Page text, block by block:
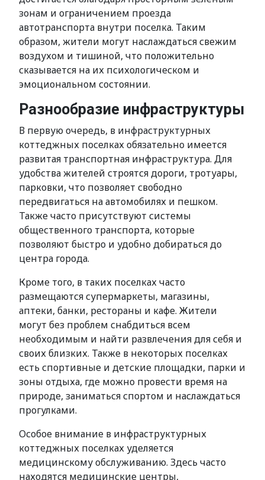
зонам и ограничением проезда
автотранспорта внутри поселка. Таким
образом, жители могут наслаждаться свежим
воздухом и тишиной, что положительно
сказывается на их психологическом и
эмоциональном состоянии.
Разнообразие инфраструктуры
В первую очередь, в инфраструктурных
коттеджных поселках обязательно имеется
развитая транспортная инфраструктура. Для
удобства жителей строятся дороги, тротуары,
парковки, что позволяет свободно
передвигаться на автомобилях и пешком.
Также часто присутствуют системы
общественного транспорта, которые
позволяют быстро и удобно добираться до
центра города.
Кроме того, в таких поселках часто
размещаются супермаркеты, магазины,
аптеки, банки, рестораны и кафе. Жители
могут без проблем снабдиться всем
необходимым и найти развлечения для себя и
своих близких. Также в некоторых поселках
есть спортивные и детские площадки, парки и
зоны отдыха, где можно провести время на
природе, заниматься спортом и наслаждаться
прогулками.
Особое внимание в инфраструктурных
коттеджных поселках уделяется
медицинскому обслуживанию. Здесь часто
находятся медицинские центры,